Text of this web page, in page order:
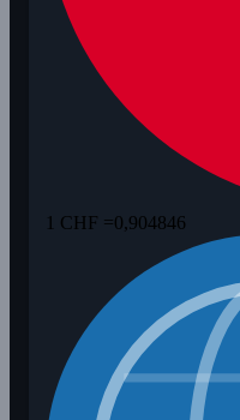
1 CHF =0,904846